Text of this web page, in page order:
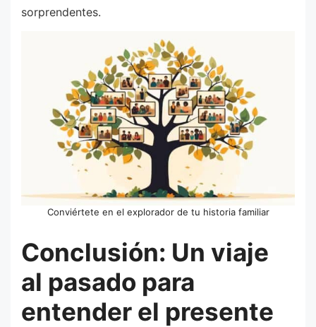
sorprendentes.
Conviértete en el explorador de tu historia familiar
Conclusión: Un viaje
al pasado para
entender el presente